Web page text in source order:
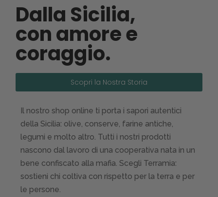
Dalla Sicilia,
con amore e
coraggio.
Scopri la Nostra Storia
Il nostro shop online ti porta i sapori autentici
della Sicilia: olive, conserve, farine antiche,
legumi e molto altro. Tutti i nostri prodotti
nascono dal lavoro di una cooperativa nata in un
bene confiscato alla mafia. Scegli Terramia:
sostieni chi coltiva con rispetto per la terra e per
le persone.